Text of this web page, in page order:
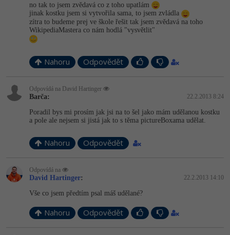
no tak to jsem zvědavá co z toho upatlám
jinak kostku jsem si vytvořila sama, to jsem zvládla
zítra to budeme prej ve škole řešit tak jsem zvědavá na toho
WikipediaMastera co nám hodlá "vysvětlit"
Nahoru Odpovědět
Odpovídá na David Hartinger
Barča: 22.2.2013 8:24
Poradil bys mi prosím jak jsi na to šel jako mám udělanou kostku
a pole ale nejsem si jistá jak to s těma pictureBoxama udělat.
Nahoru Odpovědět
Odpovídá na
David Hartinger: 22.2.2013 14:10
Vše co jsem předtím psal máš udělané?
Nahoru Odpovědět